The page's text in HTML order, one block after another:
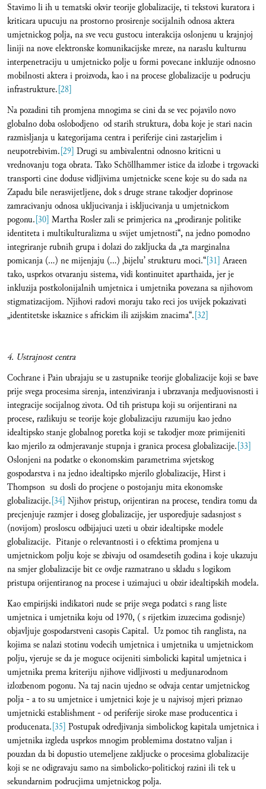
Stavimo li ih u tematski okvir teorije globalizacije, ti tekstovi kuratora i
kriticara upucuju na prostorno prosirenje socijalnih odnosa aktera
umjetnickog polja, na sve vecu gustocu interakcija oslonjenu u krajnjoj
liniji na nove elektronske komunikacijske mreze, na naraslu kulturnu
interpenetraciju u umjetnicko polje u formi povecane inkluzije odnosno
mobilnosti aktera i proizvoda, kao i na procese globalizacije u podrucju
infrastrukture.[28]
Na pozadini tih promjena mnogima se cini da se vec pojavilo novo
globalno doba oslobodjeno od starih struktura, doba koje je stari nacin
razmisljanja u kategorijama centra i periferije cini zastarjelim i
neupotrebivim.[29] Drugi su ambivalentni odnosno kriticni u
vrednovanju toga obrata. Tako Schöllhammer istice da izlozbe i trgovacki
transporti cine doduse vidljivima umjetnicke scene koje su do sada na
Zapadu bile nerasvijetljene, dok s druge strane takodjer doprinose
zamracivanju odnosa ukljucivanja i iskljucivanja u umjetnickom
pogonu.[30] Martha Rosler zali se primjerica na „prodiranje politike
identiteta i multikulturalizma u svijet umjetnosti“, na jedno pomodno
integriranje rubnih grupa i dolazi do zakljucka da „ta marginalna
pomicanja (…) ne mijenjaju (…) ‚bijelu’ strukturu moci.“[31] Araeen
tako, usprkos otvaranju sistema, vidi kontinuitet aparthaida, jer je
inkluzija postkolonijalnih umjetnica i umjetnika povezana sa njihovom
stigmatizacijom. Njihovi radovi moraju tako reci jos uvijek pokazivati
„identitetske iskaznice s africkim ili azijskim znacima“.[32]
4. Ustrajnost centra
Cochrane i Pain ubrajaju se u zastupnike teorije globalizacije koji se bave
prije svega procesima sirenja, intenziviranja i ubrzavanja medjuovisnosti i
integracije socijalnog zivota. Od tih pristupa koji su orijentirani na
procese, razlikuju se teorije koje globalizaciju razumiju kao jedno
idealtipsko stanje globalnog poretka koji se takodjer moze primijeniti
kao mjerilo za odmjeravanje stupnja i granica procesa globalizacije.[33]
Oslonjeni na podatke o ekonomskim parametrima svjetskog
gospodarstva i na jedno idealtipsko mjerilo globalizacije, Hirst i
Thompson su dosli do procjene o postojanju mita ekonomske
globalizacije.[34] Njihov pristup, orijentiran na procese, tendira tomu da
precjenjuje razmjer i doseg globalizacije, jer usporedjuje sadasnjost s
(novijom) prosloscu odbijajuci uzeti u obzir idealtipske modele
globalizacije. Pitanje o relevantnosti i o efektima promjena u
umjetnickom polju koje se zbivaju od osamdesetih godina i koje ukazuju
na smjer globalizacije bit ce ovdje razmatrano u skladu s logikom
pristupa orijentiranog na procese i uzimajuci u obzir idealtipskih modela.
Kao empirijski indikatori nude se prije svega podatci s rang liste
umjetnica i umjetnika koju od 1970, ( s rijetkim izuzecima godisnje)
objavljuje gospodarstveni casopis Capital. Uz pomoc tih ranglista, na
kojima se nalazi stotinu vodecih umjetnica i umjetnika u umjetnickom
polju, vjeruje se da je moguce ocijeniti simbolicki kapital umjetnica i
umjetnika prema kriteriju njihove vidljivosti u medjunarodnom
izlozbenom pogonu. Na taj nacin ujedno se odvaja centar umjetnickog
polja - a to su umjetnice i umjetnici koje je u najvisoj mjeri priznao
umjetnicki establishment - od periferije siroke mase producentica i
producenata.[35] Postupak odredjivanja simbolickog kapitala umjetnica i
umjetnika izgleda usprkos mnogim problemima dostatno valjan i
pouzdan da bi dopustio utemeljene zakljucke o procesima globalizacije
koji se ne odigravaju samo na simbolicko-politickoj razini ili tek u
sekundarnim podrucjima umjetnickog polja.